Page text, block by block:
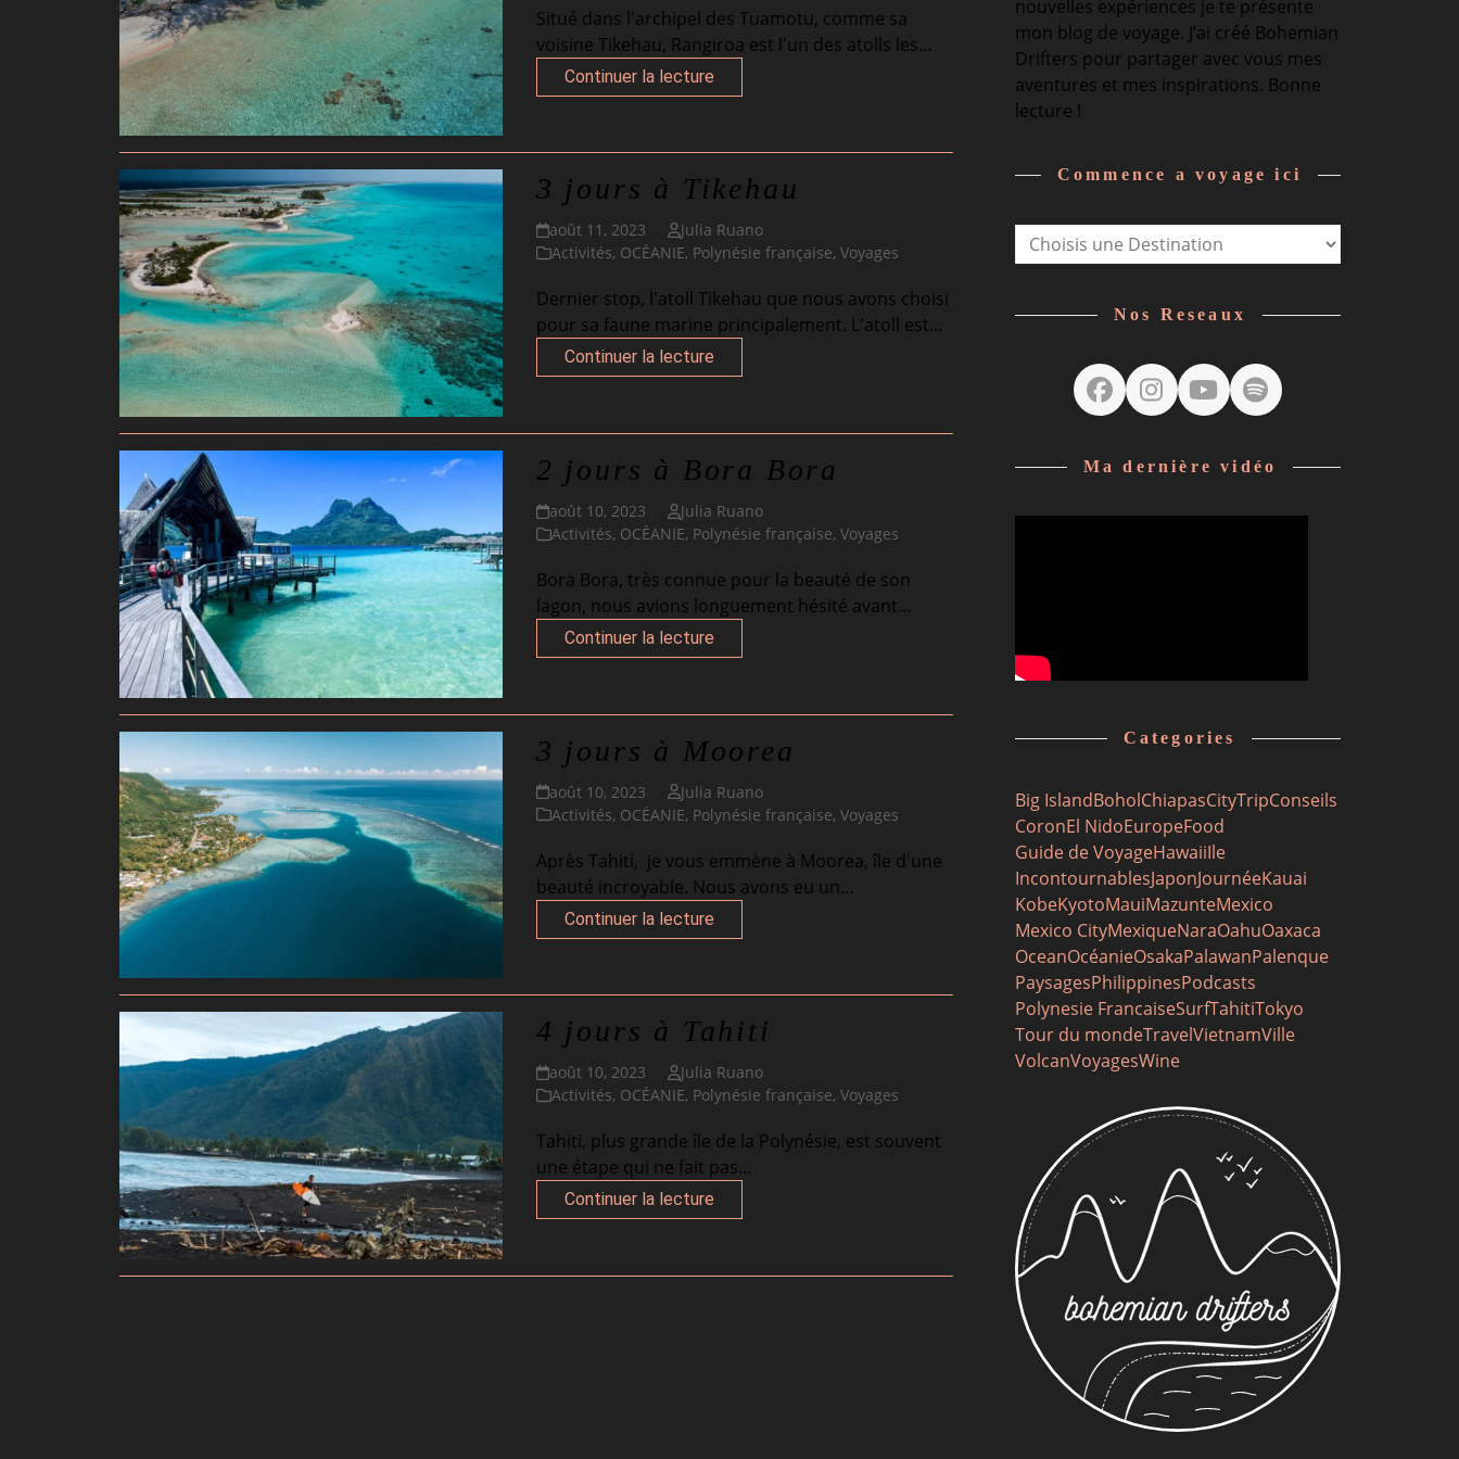
Situé dans l'archipel des Tuamotu, comme sa
voisine Tikehau, Rangiroa est l'un des atolls les…
Continuer la lecture
3 jours à Tikehau
août 11, 2023
Julia Ruano
Activités, OCÉANIE, Polynésie française, Voyages
Dernier stop, l'atoll Tikehau que nous avons choisi
pour sa faune marine principalement. L'atoll est…
Continuer la lecture
2 jours à Bora Bora
août 10, 2023
Julia Ruano
Activités, OCÉANIE, Polynésie française, Voyages
Bora Bora, très connue pour la beauté de son
lagon, nous avions longuement hésité avant…
Continuer la lecture
3 jours à Moorea
août 10, 2023
Julia Ruano
Activités, OCÉANIE, Polynésie française, Voyages
Après Tahiti, je vous emmène à Moorea, île d'une
beauté incroyable. Nous avons eu un…
Continuer la lecture
4 jours à Tahiti
août 10, 2023
Julia Ruano
Activités, OCÉANIE, Polynésie française, Voyages
Tahiti, plus grande île de la Polynésie, est souvent
une étape qui ne fait pas…
Continuer la lecture
nouvelles expériences je te présente
mon blog de voyage. J’ai créé Bohemian
Drifters pour partager avec vous mes
aventures et mes inspirations. Bonne
lecture !
Commence a voyage ici
Nos Reseaux
Facebook
Instagram
YouTube
Spotify
Ma dernière vidéo
Categories
Big IslandBoholChiapasCityTripConseils
CoronEl NidoEuropeFood
Guide de VoyageHawaiiIle
IncontournablesJaponJournéeKauai
KobeKyotoMauiMazunteMexico
Mexico CityMexiqueNaraOahuOaxaca
OceanOcéanieOsakaPalawanPalenque
PaysagesPhilippinesPodcasts
Polynesie FrancaiseSurfTahitiTokyo
Tour du mondeTravelVietnamVille
VolcanVoyagesWine